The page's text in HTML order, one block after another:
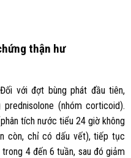
thận hư
với đợt bùng phát đầu tiên,
(nhóm corticoid).
tích nước tiểu 24 giờ không
còn, chỉ có dấu vết), tiếp tục
4 đến 6 tuần, sau đó giảm